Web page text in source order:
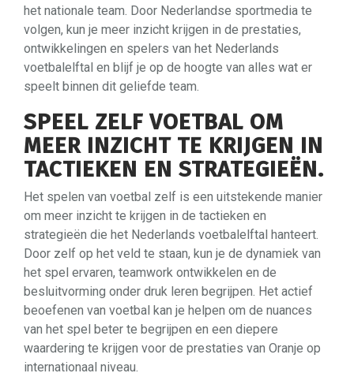
het nationale team. Door Nederlandse sportmedia te
volgen, kun je meer inzicht krijgen in de prestaties,
ontwikkelingen en spelers van het Nederlands
voetbalelftal en blijf je op de hoogte van alles wat er
speelt binnen dit geliefde team.
SPEEL ZELF VOETBAL OM
MEER INZICHT TE KRIJGEN IN
TACTIEKEN EN STRATEGIEËN.
Het spelen van voetbal zelf is een uitstekende manier
om meer inzicht te krijgen in de tactieken en
strategieën die het Nederlands voetbalelftal hanteert.
Door zelf op het veld te staan, kun je de dynamiek van
het spel ervaren, teamwork ontwikkelen en de
besluitvorming onder druk leren begrijpen. Het actief
beoefenen van voetbal kan je helpen om de nuances
van het spel beter te begrijpen en een diepere
waardering te krijgen voor de prestaties van Oranje op
internationaal niveau.